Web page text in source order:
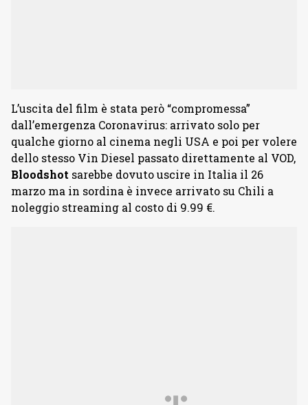
L’uscita del film è stata però “compromessa”
dall’emergenza Coronavirus: arrivato solo per
qualche giorno al cinema negli USA e poi per volere
dello stesso Vin Diesel passato direttamente al VOD,
Bloodshot sarebbe dovuto uscire in Italia il 26
marzo ma in sordina è invece arrivato su Chili a
noleggio streaming al costo di 9.99 €.